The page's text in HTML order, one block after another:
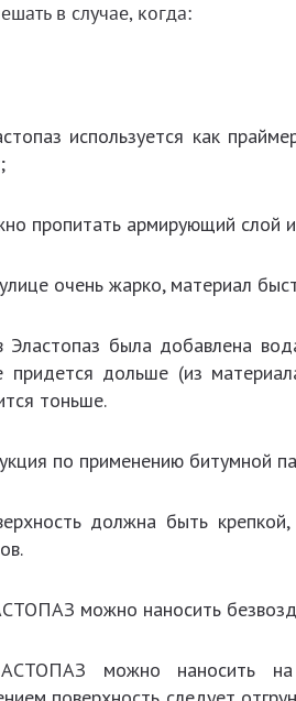
в случае, когда:
используется как
пропитать армирующий слой
очень жарко, материал
Эластопаз была добавлена
придется дольше (из
тоньше.
по применению битумной
должна быть
можно наносить
можно наносить на